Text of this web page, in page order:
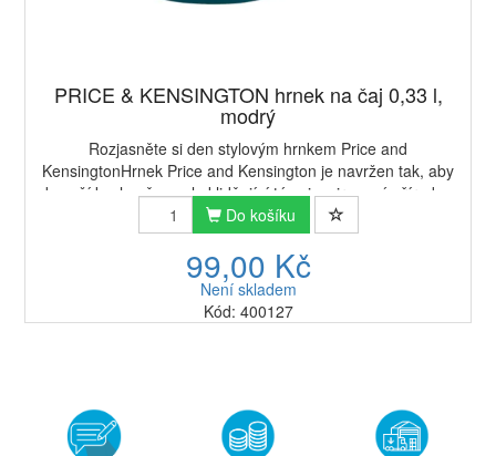
PRICE & KENSINGTON hrnek na čaj 0,33 l,
modrý
Rozjasněte si den stylovým hrnkem Price and
KensingtonHrnek Price and Kensington je navržen tak, aby
do vaší kuchyně vnesl uklidňující tóny inspirované přírodou.
Hrnek je vyroben z kvalitní kameniny a...
Do košíku
99,00 Kč
Není skladem
Kód: 400127